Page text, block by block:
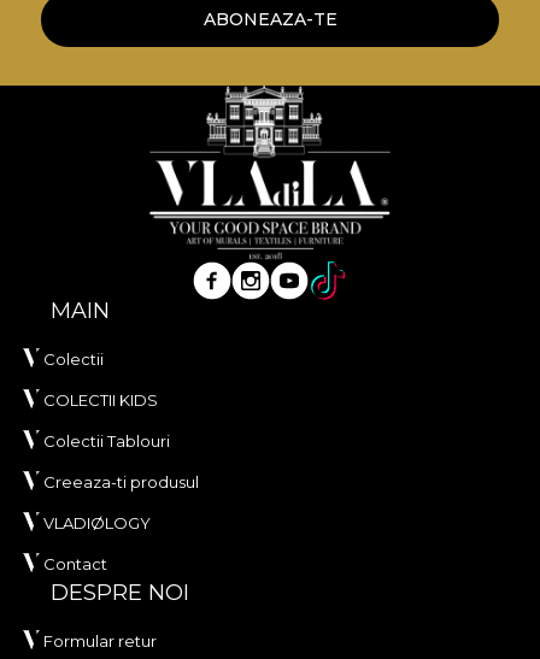
ABONEAZA-TE
MAIN
Colectii
COLECTII KIDS
Colectii Tablouri
Creeaza-ti produsul
VLADIØLOGY
Contact
DESPRE NOI
Formular retur